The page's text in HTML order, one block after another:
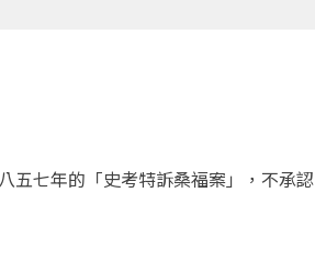
五七年的「史考特訴桑福案」，不承認